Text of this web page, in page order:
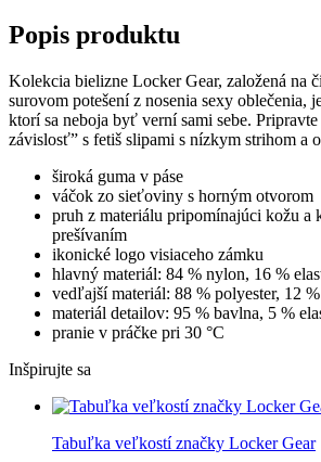
Popis produktu
Kolekcia bielizne Locker Gear, založená na
surovom potešení z nosenia sexy oblečenia,
ktorí sa neboja byť verní sami sebe.
závislosť” s fetiš slipami s nízkym strihom a
široká guma v páse
váčok zo sieťoviny s horným otvorom
pruh z materiálu pripomínajúci kožu a
prešívaním
ikonické logo visiaceho zámku
hlavný materiál: 84 % nylon, 16 %
vedľajší materiál: 88 % polyester, 12 %
materiál detailov: 95 % bavlna, 5 %
pranie v práčke pri 30 °C
Inšpirujte sa
Tabuľka veľkostí značky Locker Gear